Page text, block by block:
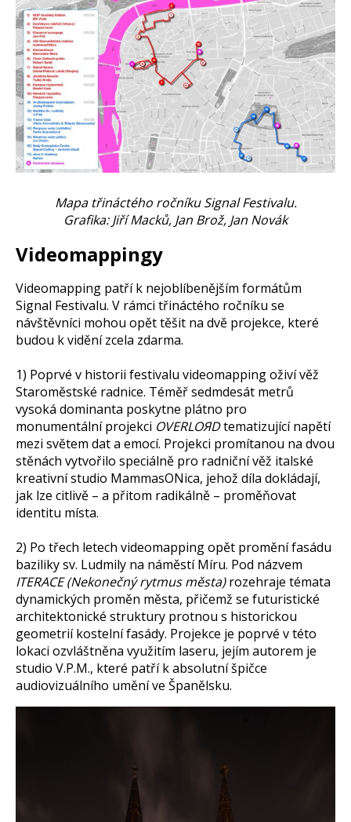
Mapa třináctého ročníku Signal Festivalu.
Grafika: Jiří Macků, Jan Brož, Jan Novák
Videomappingy
Videomapping patří k nejoblíbenějším formátům
Signal Festivalu. V rámci třináctého ročníku se
návštěvníci mohou opět těšit na dvě projekce, které
budou k vidění zcela zdarma.
1) Poprvé v historii festivalu videomapping oživí věž
Staroměstské radnice. Téměř sedmdesát metrů
vysoká dominanta poskytne plátno pro
monumentální projekci OVERLOЯDtematizující napětí
mezi světem dat a emocí. Projekci promítanou na dvou
stěnách vytvořilo speciálně pro radniční věž italské
kreativní studio MammasONica, jehož díla dokládají,
jak lze citlivě – a přitom radikálně – proměňovat
identitu místa.
2) Po třech letech videomapping opět promění fasádu
baziliky sv. Ludmily na náměstí Míru. Pod názvem
ITERACE (Nekonečný rytmus města)rozehraje témata
dynamických proměn města, přičemž se futuristické
architektonické struktury protnou s historickou
geometrií kostelní fasády. Projekce je poprvé v této
lokaci ozvláštněna využitím laseru, jejím autorem je
studio V.P.M., které patří k absolutní špičce
audiovizuálního umění ve Španělsku.